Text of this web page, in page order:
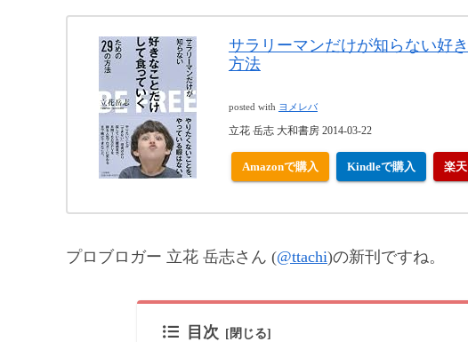
サラリーマンだけが知らない好
方法
posted with ヨメレバ
立花 岳志 大和書房 2014-03-22
Amazonで購入 Kindleで購入 楽
プロブロガー 立花 岳志さん (@ttachi)の新刊ですね。
目次